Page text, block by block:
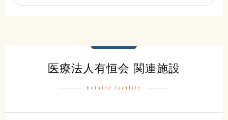
医療法人有恒会 関連施設
Related facility